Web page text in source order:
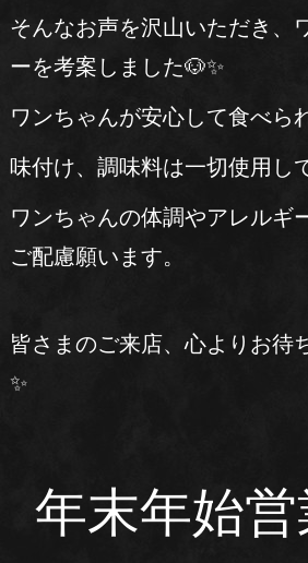
そんなお声を沢山いただき、
ーを考案しました🐶✨
ワンちゃんが安心して食べら
味付け、調味料は一切使用し
ワンちゃんの体調やアレルギ
ご配慮願います。
皆さまのご来店、心よりお待
✨
年末年始